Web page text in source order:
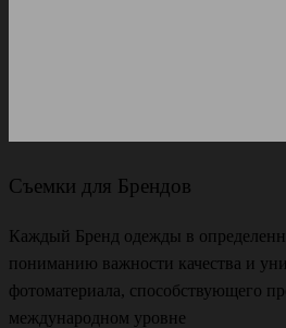
Съемки для Брендов
Каждый Бренд одежды в
пониманию важности качества и
фотоматериала, способствующего
международном уровне